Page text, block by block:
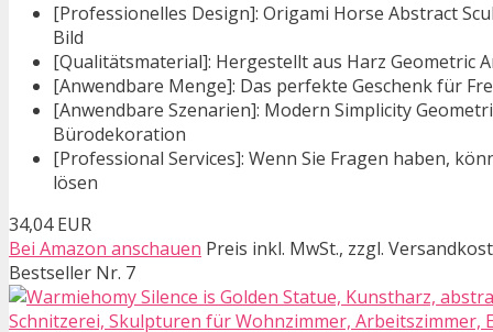
[Professionelles Design]: Origami Horse Abstract
Bild
[Qualitätsmaterial]: Hergestellt aus Harz Geometric
[Anwendbare Menge]: Das perfekte Geschenk für
[Anwendbare Szenarien]: Modern Simplicity
Bürodekoration
[Professional Services]: Wenn Sie Fragen haben,
lösen
34,04 EUR
Bei Amazon anschauen Preis inkl. MwSt., zzgl.
Bestseller Nr. 7